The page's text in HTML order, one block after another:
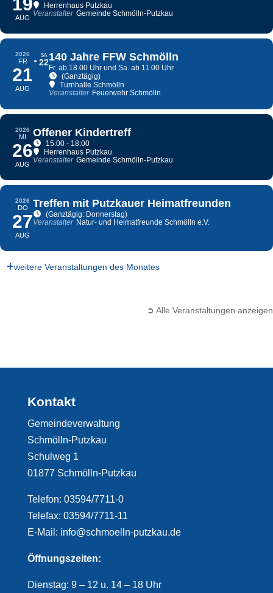
AUG
Herrenhaus Putzkau
Veranstalter Gemeinde Schmölln-Putzkau
2026
FR
21
AUG
SA
22140 Jahre FFW Schmölln
Fr. ab 18.00 Uhr und Sa. ab 11.00 Uhr
(Ganztägig)
Turnhalle Schmölln
Veranstalter Feuerwehr Schmölln
2026
MI
26
AUG
Offener Kindertreff
15:00 - 18:00
Herrenhaus Putzkau
Veranstalter Gemeinde Schmölln-Putzkau
2026
DO
27
AUG
Treffen mit Putzkauer Heimatfreunden
(Ganztägig: Donnerstag)
Veranstalter Natur- und Heimatfreunde Schmölln e.V.
weitere Veranstaltungen des Monates
➲ Alle Veranstaltungen anzeigen
Kontakt
Gemeindeverwaltung
Schmölln-Putzkau
Schulweg 1
01877 Schmölln-Putzkau
Telefon: 03594/7711-0
Telefax: 03594/7711-11
E-Mail: info@schmoelln-putzkau.de
Öffnungszeiten:
Dienstag: 9 – 12 u. 14 – 18 Uhr